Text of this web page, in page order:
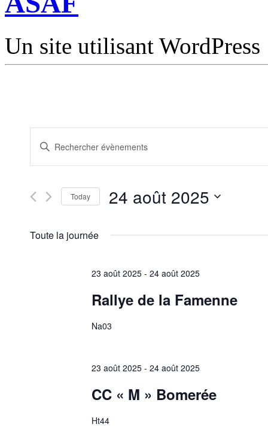
Un site utilisant WordPress
et
navigation
vues
Saisir
mot-
par
mot-
Today 24 août 2025
date.
Toute la journée
23 août 2025 -24 août 2025
Rallye de la Famenne
Na03
23 août 2025 -24 août 2025
CC « M » Bomerée
Ht44